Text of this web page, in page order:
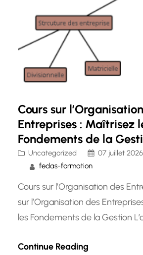
Cours sur
Entreprises : Maîtrisez
Fondements de la
Uncategorized
07 juillet 2026
fedas-formation
Cours sur l’Organisation des
sur l’Organisation des
les Fondements de la Gestion
réussite. Comprendre comment
Continue Reading